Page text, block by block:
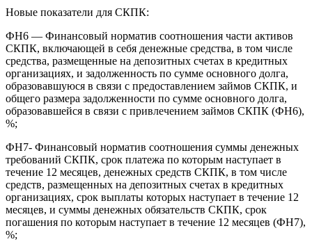
Новые показатели для СКПК:
ФН6 — Финансовый норматив соотношения части активов
СКПК, включающей в себя денежные средства, в том числе
средства, размещенные на депозитных счетах в кредитных
организациях, и задолженность по сумме основного долга,
образовавшуюся в связи с предоставлением займов СКПК, и
общего размера задолженности по сумме основного долга,
образовавшейся в связи с привлечением займов СКПК (ФН6),
%;
ФН7- Финансовый норматив соотношения суммы денежных
требований СКПК, срок платежа по которым наступает в
течение 12 месяцев, денежных средств СКПК, в том числе
средств, размещенных на депозитных счетах в кредитных
организациях, срок выплаты которых наступает в течение 12
месяцев, и суммы денежных обязательств СКПК, срок
погашения по которым наступает в течение 12 месяцев (ФН7),
%;